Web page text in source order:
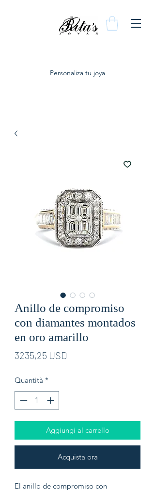
Personaliza tu joya
Anillo de compromiso
con diamantes montados
en oro amarillo
3235,25 USD
Quantità *
Aggiungi al carrello
Acquista ora
El anillo de compromiso con